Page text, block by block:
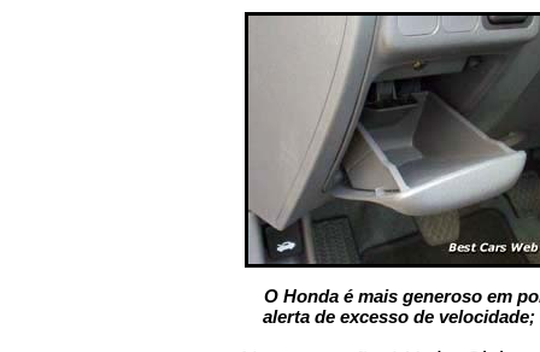
O Honda é mais generoso em
alerta de excesso de